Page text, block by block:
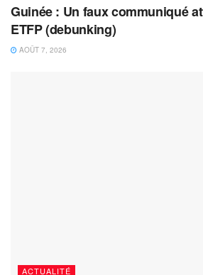
Guinée : Un faux communiqué
ETFP (debunking)
AOÛT 7, 2026
ACTUALITÉ